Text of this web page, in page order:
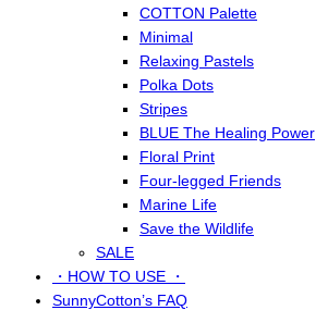
COTTON Palette
Minimal
Relaxing Pastels
Polka Dots
Stripes
BLUE The Healing Power
Floral Print
Four-legged Friends
Marine Life
Save the Wildlife
SALE
・HOW TO USE ・
SunnyCotton’s FAQ